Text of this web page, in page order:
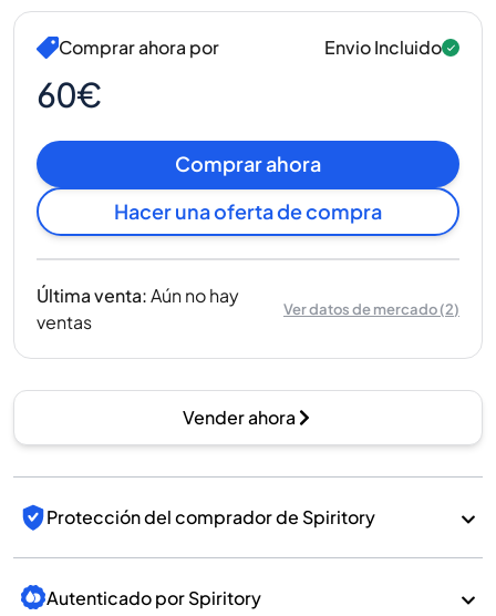
Comprar ahora por
60€
Envio Incluido
Comprar ahora
Hacer una oferta de compra
Última venta:Aún no hay
ventas
Ver datos de mercado(2)
Vender ahora
Protección del comprador de Spiritory
Autenticado por Spiritory